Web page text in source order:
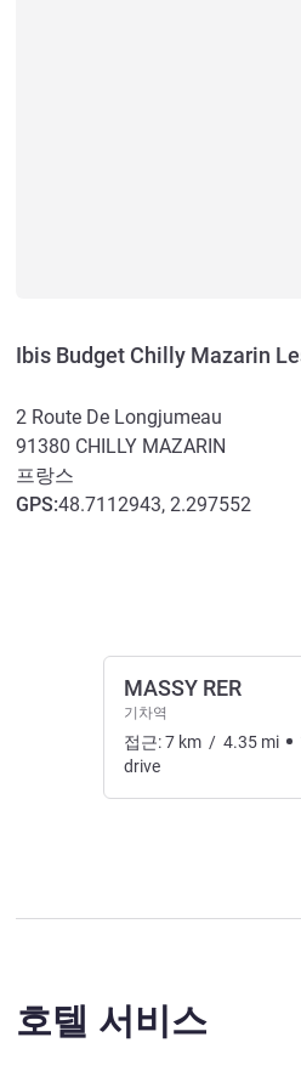
Ibis Budget Chilly Mazarin
2 Route De Longjumeau
91380 CHILLY MAZARIN
프랑스
GPS:48.7112943, 2.297552
MASSY RER
기차역
접근:7 km / 4.35 mi
drive
호텔 서비스